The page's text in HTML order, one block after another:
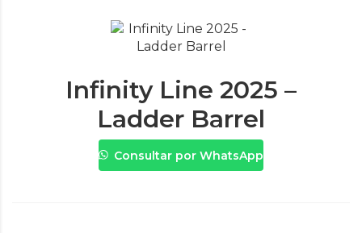
Infinity Line 2025 –
Ladder Barrel
Consultar por WhatsApp